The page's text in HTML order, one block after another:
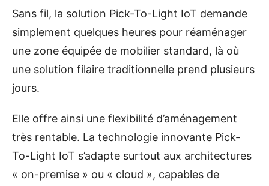
Sans fil, la solution Pick-To-Light IoT demande
simplement quelques heures pour réaménager
une zone équipée de mobilier standard, là où
une solution filaire traditionnelle prend plusieurs
jours.
Elle offre ainsi une flexibilité d’aménagement
très rentable. La technologie innovante Pick-
To-Light IoT s’adapte surtout aux architectures
« on-premise » ou « cloud », capables de